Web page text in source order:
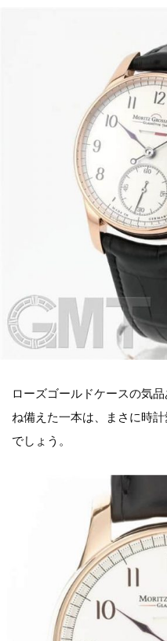
ローズゴールドケースの気
ね備えた一本は、まさに時
でしょう。